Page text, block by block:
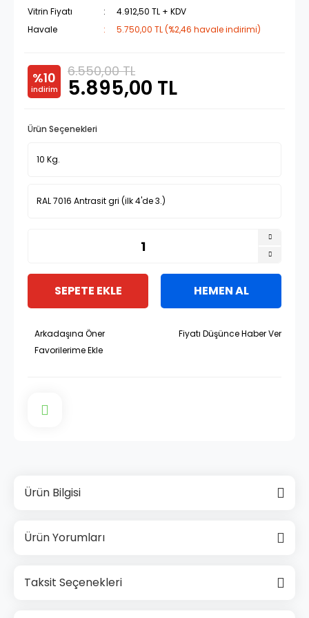
Vitrin Fiyatı
4.912,50 TL + KDV
Havale
5.750,00 TL (%2,46 havale indirimi)
%10
indirim
6.550,00 TL
5.895,00 TL
Ürün Seçenekleri
SEPETE EKLE HEMEN AL
Arkadaşına Öner Fiyatı Düşünce Haber Ver
Ürün Bilgisi
Ürün Yorumları
Taksit Seçenekleri